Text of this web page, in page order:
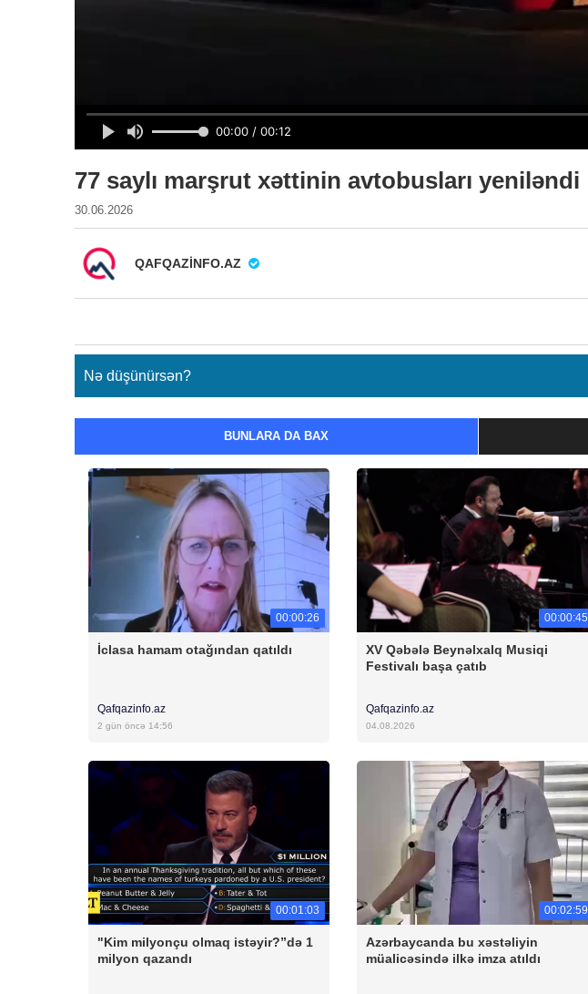
77 saylı marşrut xəttinin avtobusları yeniləndi
30.06.2026
QAFQAZINFO.AZ
Nə düşünürsən?
BUNLARA DA BAX
00:00:26
İclasa hamam otağından qatıldı
Qafqazinfo.az
2 gün öncə 14:56
00:00:45
XV Qəbələ Beynəlxalq Musiqi
Festivalı başa çatıb
Qafqazinfo.az
04.08.2026
00:01:03
"Kim milyonçu olmaq istəyir?”də 1
milyon qazandı
00:02:59
Azərbaycanda bu xəstəliyin
müalicəsində ilkə imza atıldı